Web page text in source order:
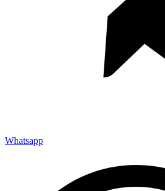
Whatsapp